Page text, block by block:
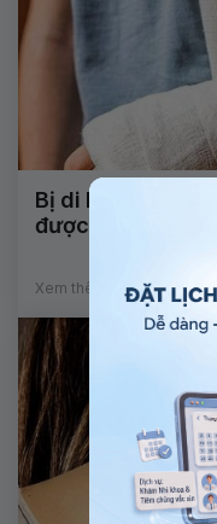
Bị di lệch xương
được không?
Xem thêm